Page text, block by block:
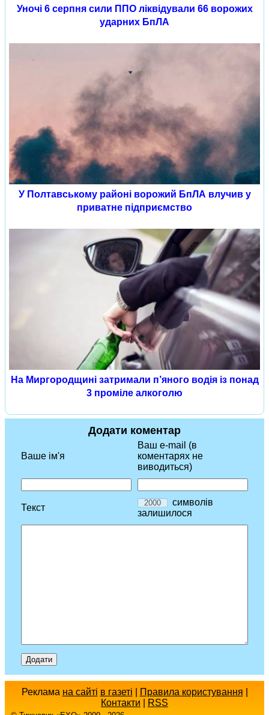
Уночі 6 серпня сили ППО ліквідували 66 ворожих
ударних БпЛА
У Полтавському районі ворожий БпЛА влучив у
приватне підприємство
На Миргородщині затримали п’яного водія із понад
3 проміле алкоголю
Додати коментар
Ваше ім'я
Ваш e-mail (в
коментарях не
виводиться)
Текст
символів
залишилося
Реклама на сайті в газеті Правила користування
Контакти
RSS